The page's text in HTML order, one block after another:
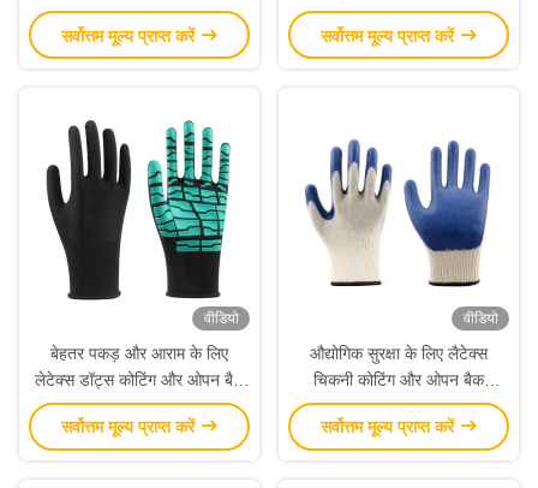
के साथ EN388 CE UKCA
प्रमाणित सुरक्षा कार्य दस्ताने
सर्वोत्तम मूल्य प्राप्त करें
निर्माण और बागवानी के लिए प्रमाणित
सर्वोत्तम मूल्य प्राप्त करें
वीडियो
बेहतर पकड़ और आराम के लिए
लेटेक्स डॉट्स कोटिंग और ओपन बैक
डिज़ाइन के साथ 13 गेज रबर वाले
दस्ताने
सर्वोत्तम मूल्य प्राप्त करें
वीडियो
औद्योगिक सुरक्षा के लिए लैटेक्स
चिकनी कोटिंग और ओपन बैक
डिज़ाइन के साथ 10 गेज पॉलीकॉटन
रबर डुबकी वाले दस्ताने
सर्वोत्तम मूल्य प्राप्त करें